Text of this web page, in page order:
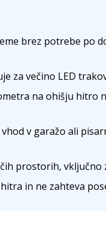
brez potrebe po
za večino LED
na ohišju hitro
v garažo ali
prostorih, vključno
in ne zahteva